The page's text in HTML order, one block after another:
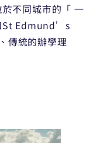
不同城市的「 一
St Edmund’s
傳統的辦學理